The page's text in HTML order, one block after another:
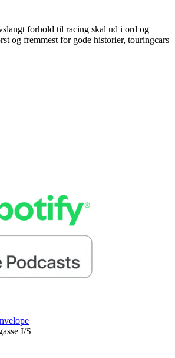
forhold til racing skal ud i ord og
og fremmest for gode historier, touringcars
I/S